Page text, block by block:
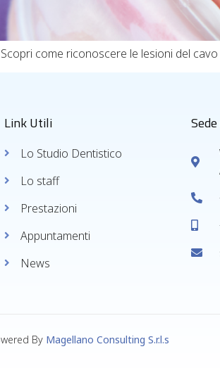
come riconoscere le lesioni del
Link Utili
Lo Studio Dentistico
Lo staff
Prestazioni
Appuntamenti
News
By Magellano Consulting S.r.l.s